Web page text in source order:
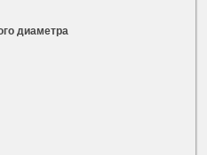
диаметра